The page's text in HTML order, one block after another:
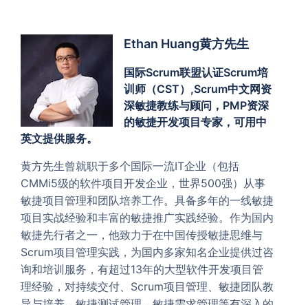
Ethan Huang黄方先生
国际Scrum联盟认证Scrum培
训师（CST）,Scrum中文网资
深敏捷教练与顾问，PMP资深
的敏捷开发项目专家，可用中
英文提供服务。
黄方先生曾就职于多个国际一流IT企业（包括
CMMi5级的软件项目开发企业，世界500强）从事
敏捷项目管理和团队培养工作。具备多年的一线敏捷
项目实战经验和丰富的敏捷推广实践经验。作为国内
敏捷先行者之一，他致力于在中国传授敏捷思维与
Scrum项目管理实践，为国内多家知名企业提供过咨
询和培训服务，有超过13年的大型软件开发项目管
理经验，对持续交付、Scrum项目管理、敏捷团队教